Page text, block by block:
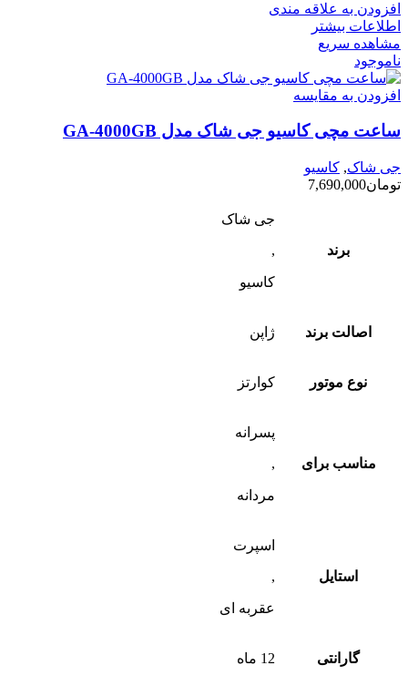
افزودن به علاقه مندی
اطلاعات بیشتر
مشاهده سریع
ناموجود
افزودن به مقایسه
ساعت مچی کاسیو جی شاک مدل GA-4000GB
جی شاک, کاسیو
تومان7,690,000
برند
جی شاک
,
کاسیو
اصالت برند ژاپن
نوع موتور کوارتز
مناسب برای
پسرانه
,
مردانه
استایل
اسپرت
,
عقربه ای
گارانتی 12 ماه